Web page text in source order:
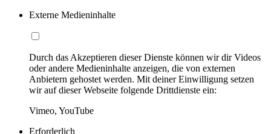
Externe Medieninhalte
Durch das Akzeptieren dieser Dienste können wir dir Videos
oder andere Medieninhalte anzeigen, die von externen
Anbietern gehostet werden. Mit deiner Einwilligung setzen
wir auf dieser Webseite folgende Drittdienste ein:
Vimeo, YouTube
Erforderlich